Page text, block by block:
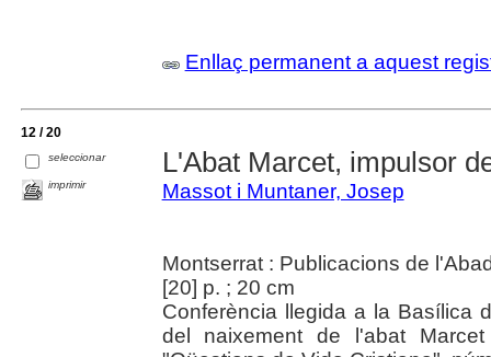
Enllaç permanent a aquest
12 / 20
seleccionar
imprimir
L'Abat Marcet, impulsor
Massot i Muntaner, Josep
Montserrat : Publicacions de
[20] p. ; 20 cm
Conferència llegida a la Basílica
del naixement de l'abat